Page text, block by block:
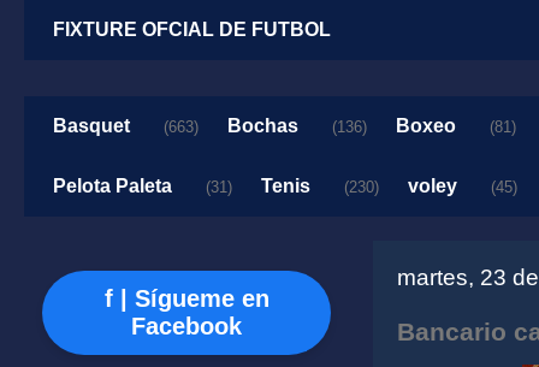
FIXTURE OFCIAL DE FUTBOL
Basquet (663) Bochas (136) Boxeo (81)
Pelota Paleta (31) Tenis (230) voley (45)
martes, 23
Bancario
f | Sígueme en
Facebook